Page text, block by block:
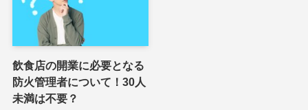
飲食店の開業に必要となる
防火管理者について！30人
未満は不要？